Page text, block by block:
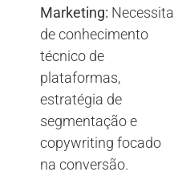
Marketing: Necessita
de conhecimento
técnico de
plataformas,
estratégia de
segmentação e
copywriting focado
na conversão.